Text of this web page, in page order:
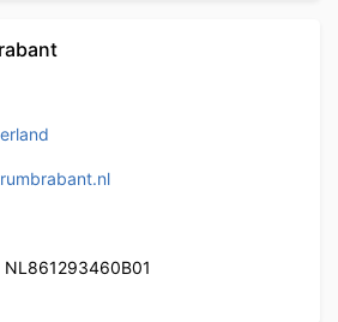
NL861293460B01